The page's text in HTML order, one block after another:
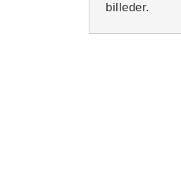
billeder.